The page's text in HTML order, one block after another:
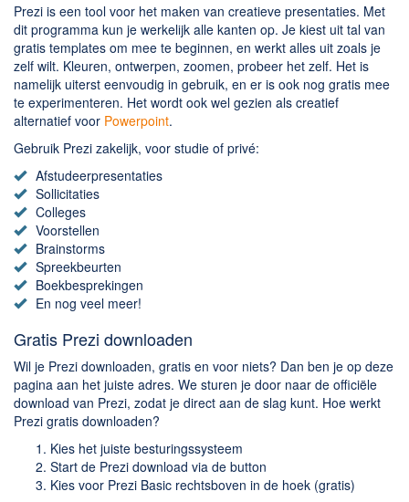
Chatten en bellen
Dating apps
Parkeer apps
Rar en Zip (Compressie - Unzip)
Shopping
Spelletjes en Games
Webbrowsers
Prezi is een tool voor het maken van creatieve presentaties. Met
dit programma kun je werkelijk alle kanten op. Je kiest uit tal van
gratis templates om mee te beginnen, en werkt alles uit zoals je
zelf wilt. Kleuren, ontwerpen, zoomen, probeer het zelf. Het is
namelijk uiterst eenvoudig in gebruik, en er is ook nog gratis mee
te experimenteren. Het wordt ook wel gezien als creatief
alternatief voor Powerpoint.
Gebruik Prezi zakelijk, voor studie of privé:
Afstudeerpresentaties
Sollicitaties
Colleges
Voorstellen
Brainstorms
Spreekbeurten
Boekbesprekingen
En nog veel meer!
Gratis Prezi downloaden
Wil je Prezi downloaden, gratis en voor niets? Dan ben je op deze
pagina aan het juiste adres. We sturen je door naar de officiële
download van Prezi, zodat je direct aan de slag kunt. Hoe werkt
Prezi gratis downloaden?
Kies het juiste besturingssysteem
Start de Prezi download via de button
Kies voor Prezi Basic rechtsboven in de hoek (gratis)